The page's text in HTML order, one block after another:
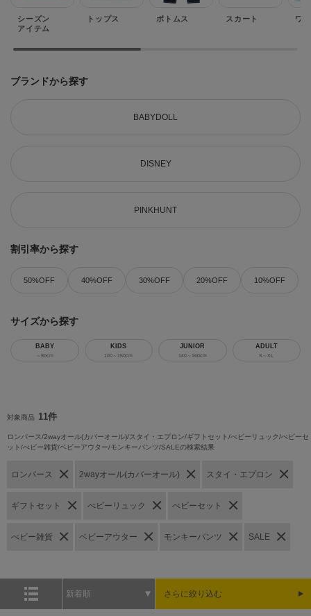
シーズン
アイテム
トップス ボトムス スカート ワ
ブランドから探す
BABYDOLL
DISNEY
PINKHUNT
割引率から探す
50%OFF 40%OFF 30%OFF 20%OFF 10%OFF
サイズから探す
BABY
～90cm
KIDS
100～150cm
JUNIOR
140～160cm
ADULT
S～XL
対象商品 11件
ロンパース/2wayオール(カバーオール)/スタイ・エプロン/ギフトセット/べビーリュック/べビーセ
ット/べビー雑貨/ベビーアウター/モンキーパンツ/SALEの検索結果
ロンパース 2wayオール(カバーオール) スタイ・エプロン
ギフトセット べビーリュック べビーセット
べビー雑貨 ベビーアウター モンキーパンツ SALE
新着順 さらに絞り込む